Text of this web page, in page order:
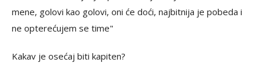
mene, golovi kao golovi, oni će doći, najbitnija je pobeda i
ne opterećujem se time"
Kakav je osećaj biti kapiten?